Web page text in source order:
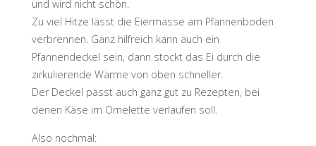
und wird nicht schön.
Zu viel Hitze lässt die Eiermasse am Pfannenboden
verbrennen. Ganz hilfreich kann auch ein
Pfannendeckel sein, dann stockt das Ei durch die
zirkulierende Wärme von oben schneller.
Der Deckel passt auch ganz gut zu Rezepten, bei
denen Käse im Omelette verlaufen soll.
Also nochmal: